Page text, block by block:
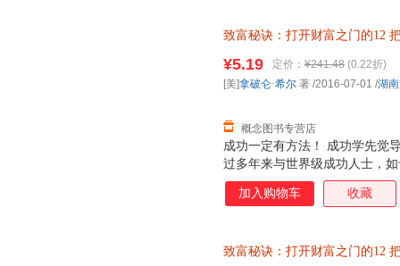
纪创业者及期待财富增值者阅
致富秘诀：打开财富之门的12
成功一定有方法！ 成功学先觉
过多年来与世界级成功人士，
发现，想要成功或实现致富，
的致富智慧和经验，就能获得
纪创业者及期待财富增值者阅
¥5.19 定价： ¥241.48 (0.22折)
概念图书专营店
[美]拿破仑·希尔 著 /2016-07-01 /湖
加入购物车 收藏
致富秘诀：打开财富之门的12